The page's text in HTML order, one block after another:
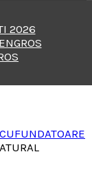
2026